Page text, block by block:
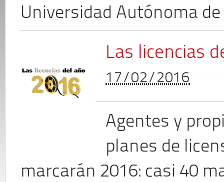
Universidad Autónoma de
Las licencias
17/02/2016
Agentes y
planes de
marcarán 2016: casi 40